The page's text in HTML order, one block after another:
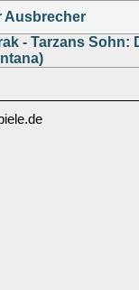
Ausbrecher
- Tarzans Sohn: